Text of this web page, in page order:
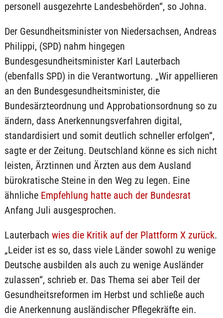
personell ausgezehrte Landesbehörden“, so Johna.
Der Gesundheitsminister von Niedersachsen, Andreas
Philippi, (SPD) nahm hingegen
Bundesgesundheitsminister Karl Lauterbach
(ebenfalls SPD) in die Verantwortung. „Wir appellieren
an den Bundesgesundheitsminister, die
Bundesärzteordnung und Approbationsordnung so zu
ändern, dass Anerkennungsverfahren digital,
standardisiert und somit deutlich schneller erfolgen“,
sagte er der Zeitung. Deutschland könne es sich nicht
leisten, Ärztinnen und Ärzten aus dem Ausland
bürokratische Steine in den Weg zu legen. Eine
ähnliche Empfehlung hatte auch der Bundesrat
Anfang Juli ausgesprochen.
Lauterbach wies die Kritik auf der Plattform X zurück.
„Leider ist es so, dass viele Länder sowohl zu wenige
Deutsche ausbilden als auch zu wenige Ausländer
zulassen“, schrieb er. Das Thema sei aber Teil der
Gesundheitsreformen im Herbst und schließe auch
die Anerkennung ausländischer Pflegekräfte ein.